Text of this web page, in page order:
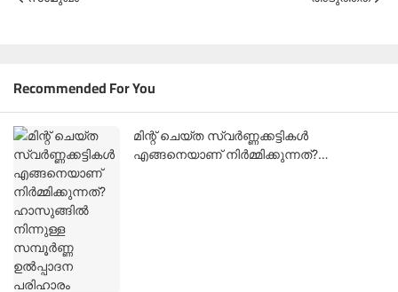
Recommended For You
മിന്റ് ചെയ്ത സ്വർണ്ണക്കട്ടികൾ
എങ്ങനെയാണ് നിർമ്മിക്കുന്നത്?